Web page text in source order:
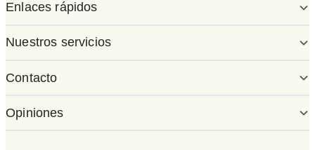
Enlaces rápidos
Nuestros servicios
Contacto
Opiniones